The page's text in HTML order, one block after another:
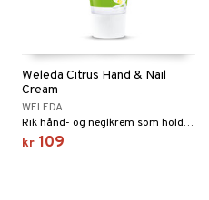
Weleda Citrus Hand & Nail
Cream
WELEDA
Rik hånd- og neglkrem som holder huden myk og silkeglatt.
kr 109